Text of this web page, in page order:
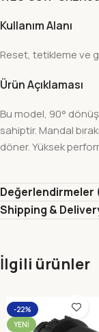
Kullanım Alanı
Reset, tetikleme ve
Ürün Açıklaması
Bu model, 90° dönüş
sahiptir. Mandal
döner. Yüksek
Değerlendirmeler
Shipping &
İlgili ürünler
-22%
YENI